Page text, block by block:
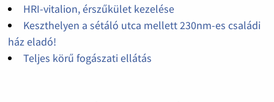
HRI-vitalion, érszűkület kezelése
Keszthelyen a sétáló utca mellett 230nm-es családi
ház eladó!
Teljes körű fogászati ellátás